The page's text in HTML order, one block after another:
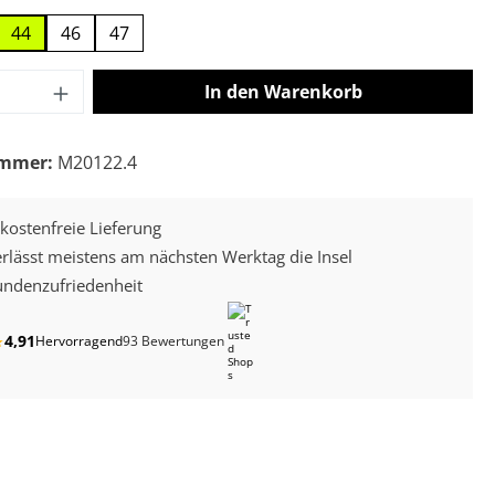
44 46 47
Anzahl: Gib den gewünschten Wert
In den Warenkorb
M20122.4
Lieferung
meistens am nächsten Werktag die Insel
4,91Hervorragend93 Bewertungen